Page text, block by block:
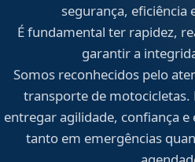
segurança, eficiência
É fundamental ter rapidez,
garantir a
Somos reconhecidos pelo
transporte de
entregar agilidade, confiança
tanto em emergências